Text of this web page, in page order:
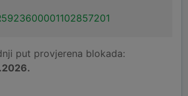
put provjerena blokada: